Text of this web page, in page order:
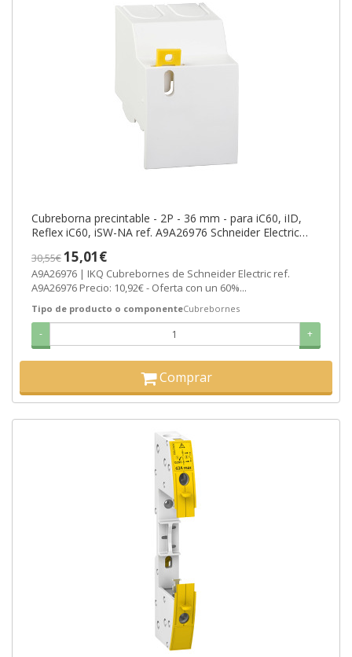
Cubreborna precintable - 2P - 36 mm - para iC60, iID,
Reflex iC60, iSW-NA ref. A9A26976 Schneider Electric
30,55€15,01€
A9A26976 | IKQ Cubrebornes de Schneider Electric ref.
A9A26976 Precio: 10,92€ - Oferta con un 60%...
Tipo de producto o componenteCubrebornes
- +
Comprar